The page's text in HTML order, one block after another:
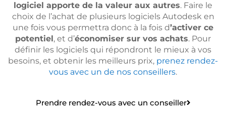
logiciel apporte de la valeur aux autres. Faire le
choix de l’achat de plusieurs logiciels Autodesk en
une fois vous permettra donc à la fois d’activer ce
potentiel, et d’économiser sur vos achats. Pour
définir les logiciels qui répondront le mieux à vos
besoins, et obtenir les meilleurs prix, prenez rendez-
vous avec un de nos conseillers.
Prendre rendez-vous avec un conseiller